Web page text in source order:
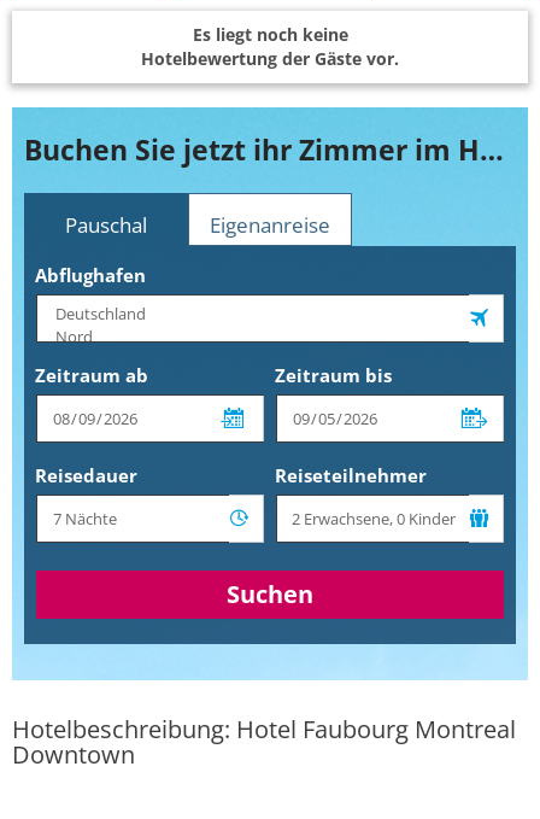
Es liegt noch keine
Hotelbewertung der Gäste vor.
Buchen Sie jetzt ihr Zimmer im Hotel Faubourg Montreal Downtown
Pauschal Eigenanreise
Abflughafen
Zeitraum ab Zeitraum bis
Reisedauer Reiseteilnehmer
Suchen
Hotelbeschreibung: Hotel Faubourg Montreal
Downtown